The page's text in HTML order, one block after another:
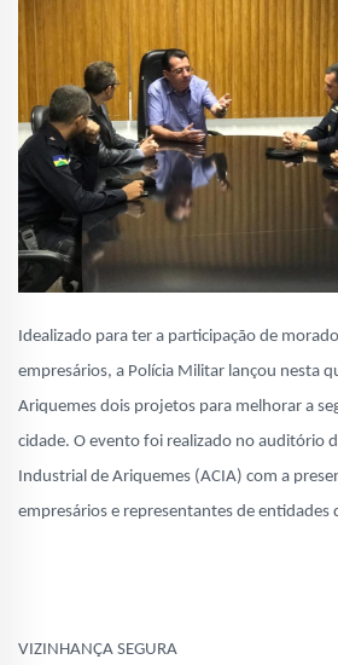
Idealizado para ter a participação de
empresários, a Polícia Militar lançou nesta
Ariquemes dois projetos para melhorar a
cidade. O evento foi realizado no auditório
Industrial de Ariquemes (ACIA) com a
empresários e representantes de entidades
VIZINHANÇA SEGURA